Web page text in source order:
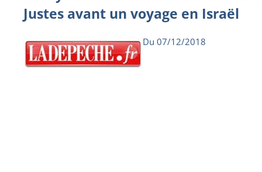
Justes avant un voyage en Israël
Du 07/12/2018